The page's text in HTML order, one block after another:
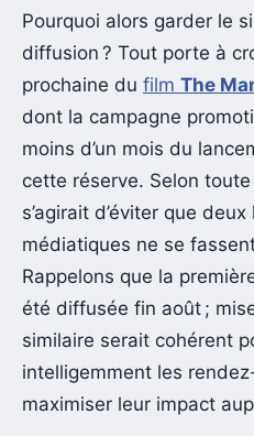
Pourquoi alors garder le
diffusion ? Tout porte à
prochaine du film The
dont la campagne
moins d’un mois du
cette réserve. Selon
s’agirait d’éviter que
médiatiques ne se
Rappelons que la
été diffusée fin août ;
similaire serait cohérent
intelligemment les
maximiser leur impact